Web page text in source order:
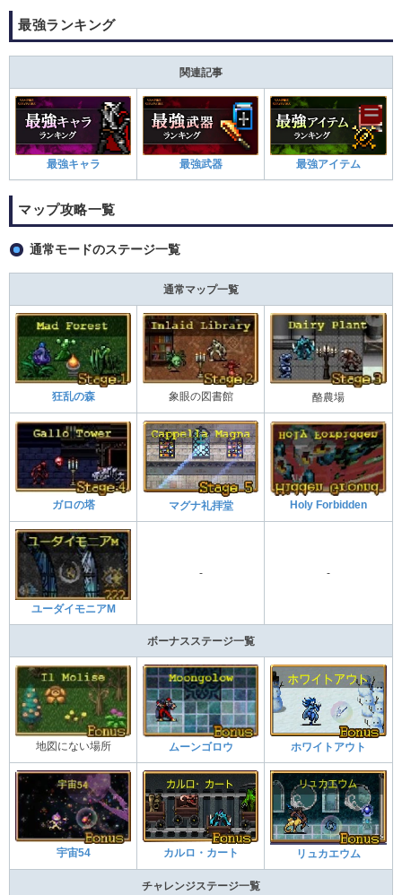
最強ランキング
関連記事
最強キャラ 最強武器 最強アイテム
マップ攻略一覧
通常モードのステージ一覧
通常マップ一覧
狂乱の森 象眼の図書館 酪農場
ガロの塔 マグナ礼拝堂 Holy Forbidden
ユーダイモニアM
- -
ボーナスステージ一覧
地図にない場所 ムーンゴロウ ホワイトアウト
宇宙54 カルロ・カート リュカエウム
チャレンジステージ一覧